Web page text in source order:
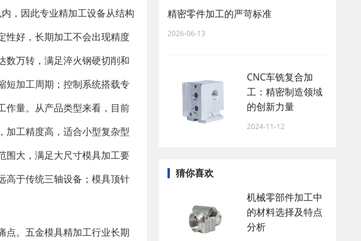
，因此专业精加工设备从结构
性好，长期加工不会出现精度
数万转，满足淬火钢硬切削和
短加工周期；控制系统搭载专
作量。从产品类型来看，目前
加工精度高，适合小型复杂型
围大，满足大尺寸模具加工要
高于传统三轴设备；模具顶针
点。五金模具精加工行业长期
精密零件加工的严苛标准
2026-06-13
CNC车铣复合加
工：精密制造领域
的创新力量
2024-11-12
猜你喜欢
机械零部件加工中
的材料选择及特点
分析